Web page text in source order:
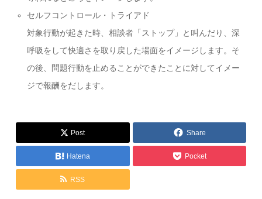
セルフコントロール・トライアド
対象行動が起きた時、相談者「ストップ」と叫んだり、深
呼吸をして快適さを取り戻した場面をイメージします。そ
の後、問題行動を止めることができたことに対してイメー
ジで報酬をだします。
Post Share
Hatena Pocket
RSS